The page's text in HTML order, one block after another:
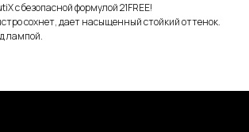
с безопасной формулой 21FREE!
сохнет, дает насыщенный стойкий оттенок.
лампой.